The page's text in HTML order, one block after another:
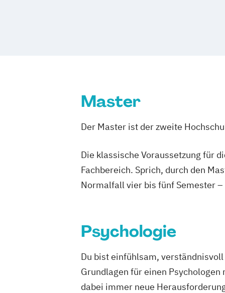
Master
Der Master ist der zweite
Die klassische Voraussetzung für
Fachbereich. Sprich, durch den
Normalfall vier bis fünf Semester
Psychologie
Du bist einfühlsam,
Grundlagen für einen
dabei immer neue